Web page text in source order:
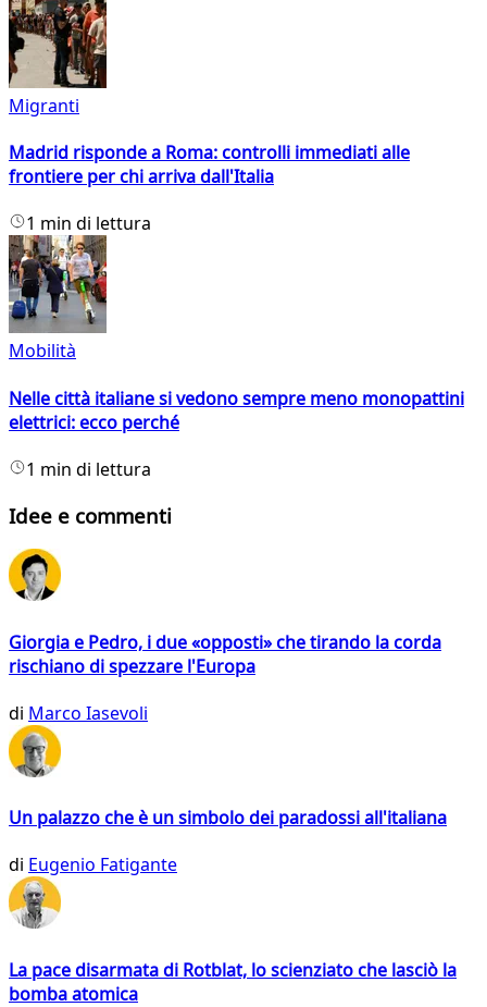
Migranti
Madrid risponde a Roma: controlli immediati alle
frontiere per chi arriva dall'Italia
1 min di lettura
Mobilità
Nelle città italiane si vedono sempre meno monopattini
elettrici: ecco perché
1 min di lettura
Idee e commenti
Giorgia e Pedro, i due «opposti» che tirando la corda
rischiano di spezzare l'Europa
di Marco Iasevoli
Un palazzo che è un simbolo dei paradossi all'italiana
di Eugenio Fatigante
La pace disarmata di Rotblat, lo scienziato che lasciò la
bomba atomica